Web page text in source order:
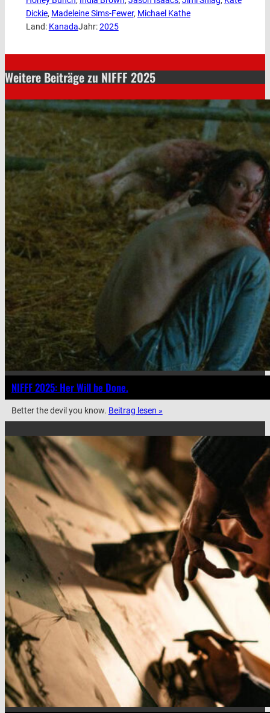
Dickie, Madeleine Sims-Fewer, Michael Kathe
Land: KanadaJahr:2025
Weitere Beiträge zu NIFFF 2025
NIFFF 2025: Her Will be Done.
Better the devil you know. Beitrag lesen »